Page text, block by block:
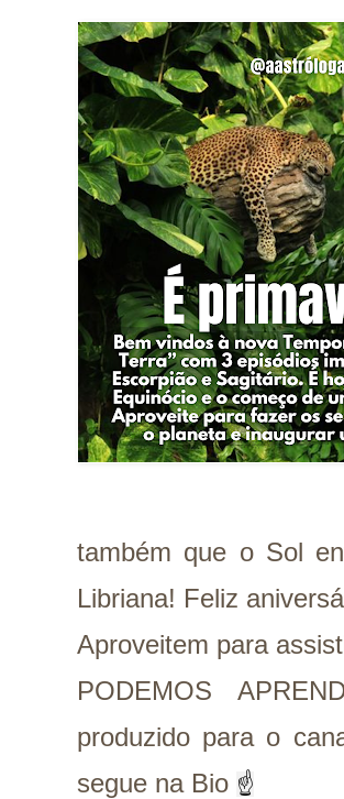
também que o Sol
Libriana! Feliz
Aproveitem para
PODEMOS
produzido para o
segue na Bio ☝